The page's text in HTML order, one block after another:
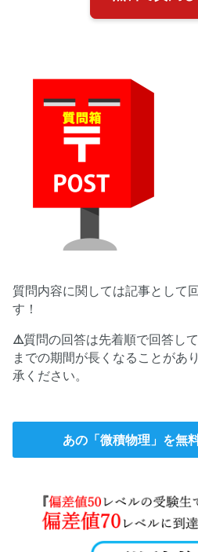
質問内容に関しては記事として
す！
⚠️質問の回答は先着順で回答し
までの期間が長くなることがあ
承ください。
あの「微積物理」を無